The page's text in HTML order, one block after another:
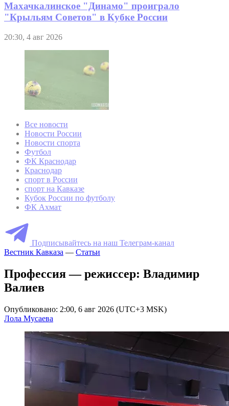
Махачкалинское "Динамо" проиграло
"Крыльям Советов" в Кубке России
20:30, 4 авг 2026
Все новости
Новости России
Новости спорта
Футбол
ФК Краснодар
Краснодар
спорт в России
спорт на Кавказе
Кубок России по футболу
ФК Ахмат
Подписывайтесь на наш Телеграм-канал
Вестник Кавказа — Статьи
Профессия — режиссер: Владимир
Валиев
Опубликовано: 2:00, 6 авг 2026 (UTC+3 MSK)
Лола Мусаева